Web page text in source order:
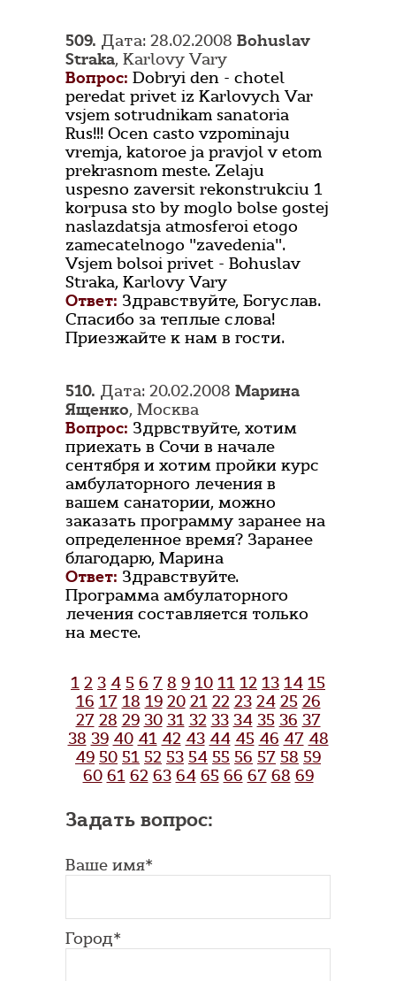
509. Дата: 28.02.2008 Bohuslav
Straka, Karlovy Vary
Вопрос: Dobryi den - chotel
peredat privet iz Karlovych Var
vsjem sotrudnikam sanatoria
Rus!!! Ocen casto vzpominaju
vremja, katoroe ja pravjol v etom
prekrasnom meste. Zelaju
uspesno zaversit rekonstrukciu 1
korpusa sto by moglo bolse gostej
naslazdatsja atmosferoi etogo
zamecatelnogo "zavedenia".
Vsjem bolsoi privet - Bohuslav
Straka, Karlovy Vary
Ответ: Здравствуйте, Богуслав.
Спасибо за теплые слова!
Приезжайте к нам в гости.
510. Дата: 20.02.2008 Марина
Ященко, Москва
Вопрос: Здрвствуйте, хотим
приехать в Сочи в начале
сентября и хотим пройки курс
амбулаторного лечения в
вашем санатории, можно
заказать программу заранее на
определенное время? Заранее
благодарю, Марина
Ответ: Здравствуйте.
Программа амбулаторного
лечения составляется только
на месте.
1 2 3 4 5 6 7 8 9 10 11 12 13 14 15
16 17 18 19 20 21 22 23 24 25 26
27 28 29 30 31 32 33 34 35 36 37
38 39 40 41 42 43 44 45 46 47 48
49 50 51 52 53 54 55 56 57 58 59
60 61 62 63 64 65 66 67 68 69
Задать вопрос:
Ваше имя*
Город*